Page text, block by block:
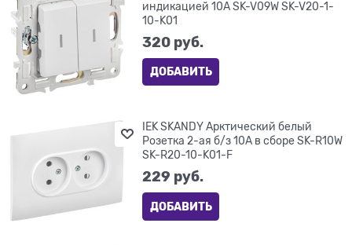
индикацией 10А SK-V09W SK-V20-1-
10-K01
320 руб.
ДОБАВИТЬ
IEK SKANDY Арктический белый
Розетка 2-ая б/з 10А в сборе SK-R10W
SK-R20-10-K01-F
229 руб.
ДОБАВИТЬ